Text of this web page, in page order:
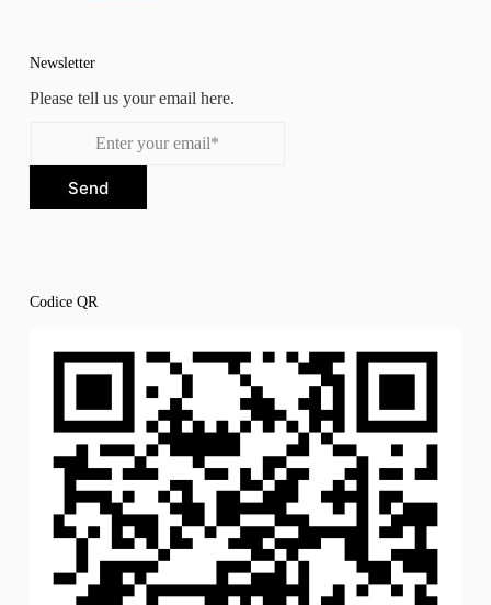
Newsletter
Please tell us your email here.
Send
Codice QR